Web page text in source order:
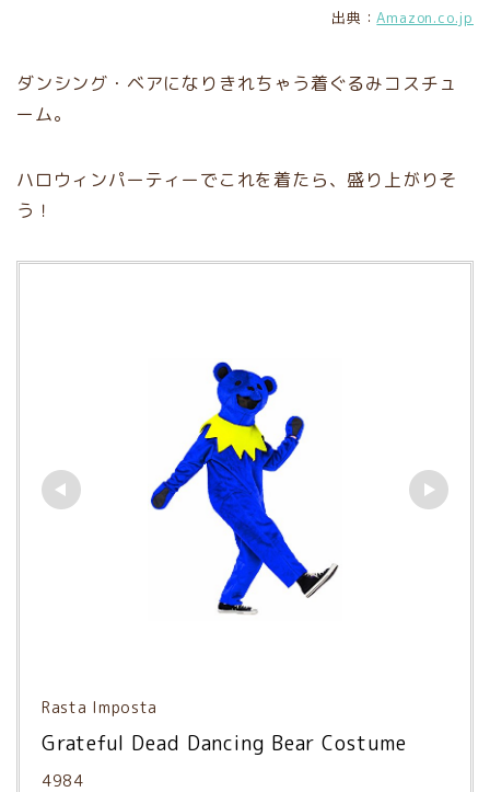
出典：Amazon.co.jp
ダンシング・ベアになりきれちゃう着ぐるみコスチュ
ーム。
ハロウィンパーティーでこれを着たら、盛り上がりそ
う！
Rasta Imposta
Grateful Dead Dancing Bear Costume
4984